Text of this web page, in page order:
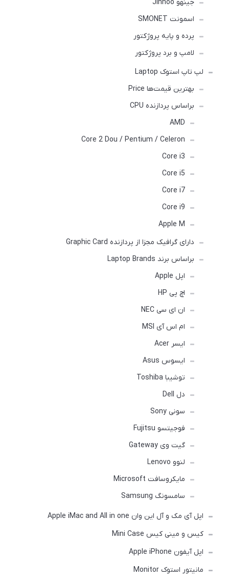
جینهو Jinhoo
اسمونت SMONET
پرده و پایه پروژکتور
لامپ و برد پروژکتور
لپ تاپ استوک Laptop
بهترین قیمت‌ها Price
براساس پردازنده CPU
AMD
Core 2 Dou / Pentium / Celeron
Core i3
Core i5
Core i7
Core i9
Apple M
دارای گرافیک مجزا از پردازنده Graphic Card
براساس برند Laptop Brands
اپل Apple
اچ پی HP
ان ای سی NEC
ام اس آی MSI
ایسر Acer
ایسوس Asus
توشیبا Toshiba
دل Dell
سونی Sony
فوجیتسو Fujitsu
گیت وی Gateway
لنوو Lenovo
مایکروسافت Microsoft
سامسونگ Samsung
اپل آی مک و آل این وان Apple iMac and All in one
کیس و مینی کیس Mini Case
اپل آیفون Apple iPhone
مانیتور استوک Monitor